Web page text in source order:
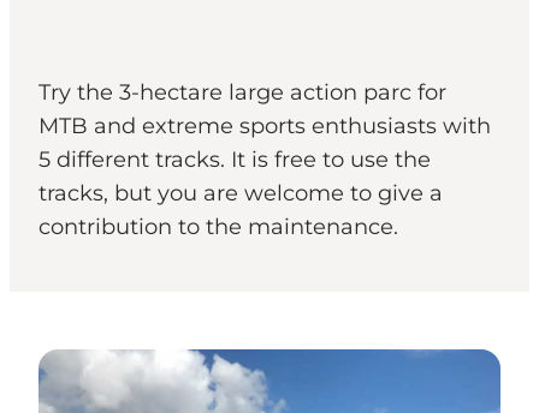
Try the 3-hectare large action parc for
MTB and extreme sports enthusiasts with
5 different tracks. It is free to use the
tracks, but you are welcome to give a
contribution to the maintenance.